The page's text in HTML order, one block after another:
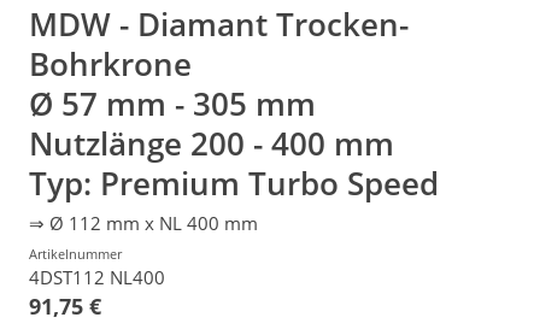
MDW - Diamant Trocken-
Bohrkrone
Ø 57 mm - 305 mm
Nutzlänge 200 - 400 mm
Typ: Premium Turbo Speed
⇒ Ø 112 mm x NL 400 mm
Artikelnummer
4DST112 NL400
91,75 €